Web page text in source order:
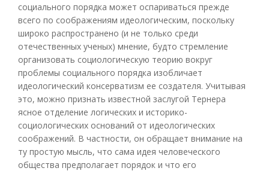
социального порядка может оспариваться прежде
всего по соображениям идеологическим, поскольку
широко распространено (и не только среди
отечественных ученых) мнение, будто стремление
организовать социологическую теорию вокруг
проблемы социального порядка изобличает
идеологический консерватизм ее создателя. Учитывая
это, можно признать известной заслугой Тернера
ясное отделение логических и историко-
социологических оснований от идеологических
соображений. В частности, он обращает внимание на
ту простую мысль, что сама идея человеческого
общества предполагает порядок и что его